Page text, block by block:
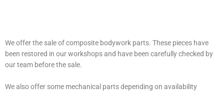
We offer the sale of composite bodywork parts. These pieces have
been restored in our workshops and have been carefully checked by
our team before the sale.
We also offer some mechanical parts depending on availability